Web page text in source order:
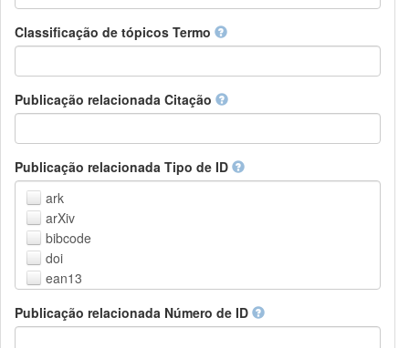
Direito
Ciências matemáticas
Medicina, Saúde e Ciências da Vida
Ciências Sociais
Outros
Classificação de tópicos Termo
Publicação relacionada Citação
Publicação relacionada Tipo de ID
ark
arXiv
bibcode
doi
ean13
handle
Publicação relacionada Número de ID